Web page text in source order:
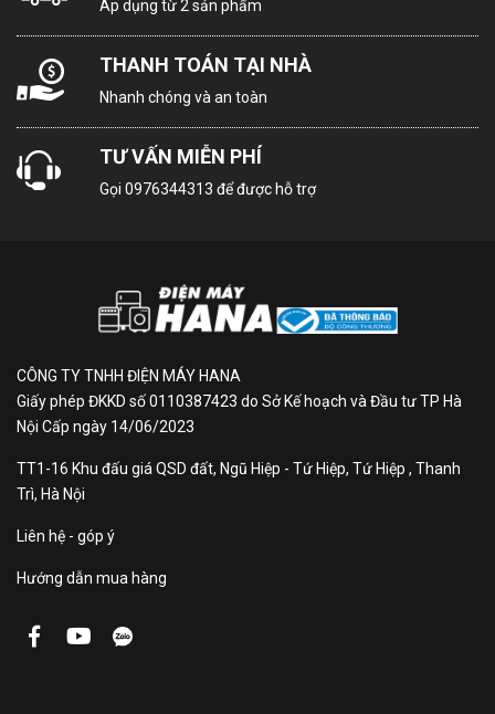
Các tiện ích khác
– Khóa cửa tủsử dụng khi người dùng cần khóa cố
hàng hóa, tránh thất thoát.
Bánh xegiúp việc di chuyển lắp đặt tủ thêm thuận
thoáng, dễ dàng phân chia thực phẩm bảo quản mà
vẫn giúp luồng khí mát lưu thông đều khắp không gian
– Lỗ thoát nước tránh đọng nước bên trong tủ khi vệ
sinh, hạn chế tình trạng ẩm mốc, tích tụ vi khuẩn.
– Cửa kính dễ dàng quan sát thực phẩm bên trong.
Áp dụng từ 2 sản phẩm
THANH TOÁN TẠI NHÀ
Nhanh chóng và an toàn
TƯ VẤN MIỄN PHÍ
Gọi 0976344313 để được hỗ trợ
CÔNG TY TNHH ĐIỆN MÁY HANA
Giấy phép ĐKKD số 0110387423 do Sở Kế hoạch và Đầu tư TP Hà
Nội Cấp ngày 14/06/2023
TT1-16 Khu đấu giá QSD đất, Ngũ Hiệp - Tứ Hiệp, Tứ Hiệp , Thanh
Trì, Hà Nội
Liên hệ - góp ý
Hướng dẫn mua hàng